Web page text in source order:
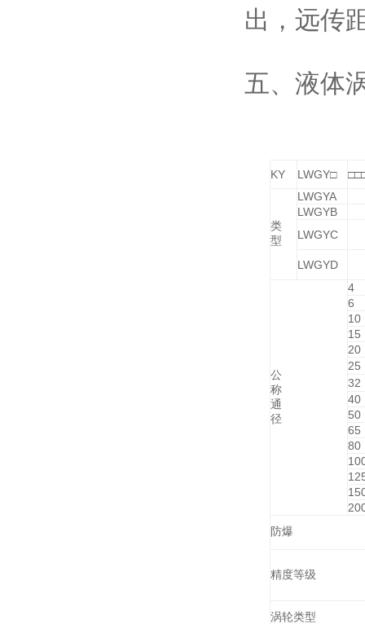
出，远传
五、液体
KY LWGY□
类
型
LWGYA
LWGYB
LWGYC
LWGYD
公
称
通
径
4
6
10
15
20
25
32
40
50
65
80
防爆
精度等级
涡轮类型